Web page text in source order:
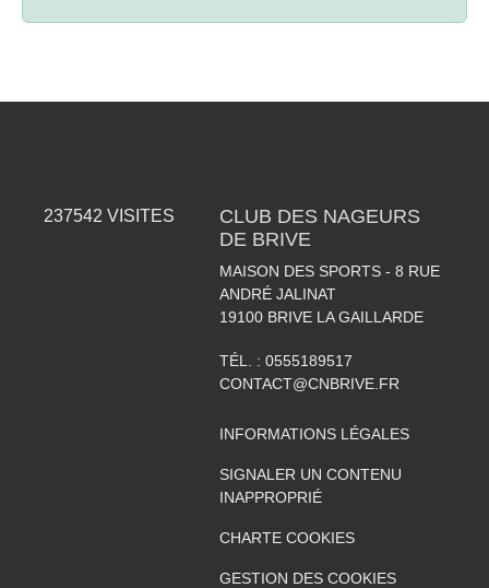
237542 VISITES
CLUB DES NAGEURS
DE BRIVE
MAISON DES SPORTS - 8 RUE
ANDRÉ JALINAT
19100 BRIVE LA GAILLARDE
TÉL. : 0555189517
CONTACT@CNBRIVE.FR
INFORMATIONS LÉGALES
SIGNALER UN CONTENU
INAPPROPRIÉ
CHARTE COOKIES
GESTION DES COOKIES